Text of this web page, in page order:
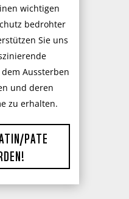
wichtigen
bedrohter
Sie uns
Aussterben
und deren
zu erhalten.
PATE